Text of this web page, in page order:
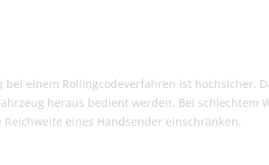
einem Rollingcodeverfahren ist hochsicher.
heraus bedient werden. Bei schlechtem
eines Handsender einschränken.